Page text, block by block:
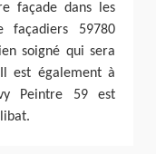
façade dans les
façadiers 59780
soigné qui sera
est également à
Peintre 59 est